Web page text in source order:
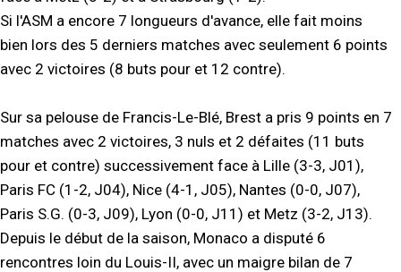
Si l'ASM a encore 7 longueurs d'avance, elle fait moins
bien lors des 5 derniers matches avec seulement 6 points
avec 2 victoires (8 buts pour et 12 contre).
Sur sa pelouse de Francis-Le-Blé, Brest a pris 9 points en 7
matches avec 2 victoires, 3 nuls et 2 défaites (11 buts
pour et contre) successivement face à Lille (3-3, J01),
Paris FC (1-2, J04), Nice (4-1, J05), Nantes (0-0, J07),
Paris S.G. (0-3, J09), Lyon (0-0, J11) et Metz (3-2, J13).
Depuis le début de la saison, Monaco a disputé 6
rencontres loin du Louis-II, avec un maigre bilan de 7